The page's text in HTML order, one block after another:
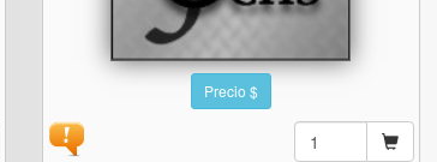
Precio $